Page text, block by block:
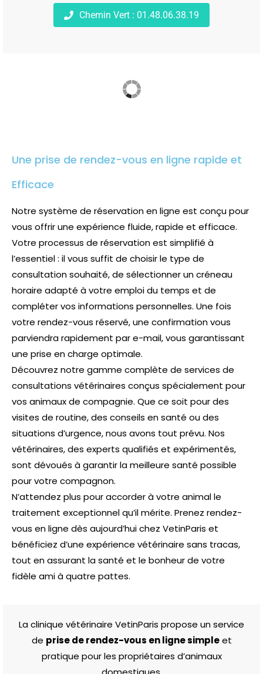
Chemin Vert : 01.48.06.38.19
Une prise de rendez-vous en ligne rapide et
Efficace
Notre système de réservation en ligne est conçu pour
vous offrir une expérience fluide, rapide et efficace.
Votre processus de réservation est simplifié à
l’essentiel : il vous suffit de choisir le type de
consultation souhaité, de sélectionner un créneau
horaire adapté à votre emploi du temps et de
compléter vos informations personnelles. Une fois
votre rendez-vous réservé, une confirmation vous
parviendra rapidement par e-mail, vous garantissant
une prise en charge optimale.
Découvrez notre gamme complète de services de
consultations vétérinaires conçus spécialement pour
vos animaux de compagnie. Que ce soit pour des
visites de routine, des conseils en santé ou des
situations d’urgence, nous avons tout prévu. Nos
vétérinaires, des experts qualifiés et expérimentés,
sont dévoués à garantir la meilleure santé possible
pour votre compagnon.
N’attendez plus pour accorder à votre animal le
traitement exceptionnel qu’il mérite. Prenez rendez-
vous en ligne dès aujourd’hui chez VetinParis et
bénéficiez d’une expérience vétérinaire sans tracas,
tout en assurant la santé et le bonheur de votre
fidèle ami à quatre pattes.
La clinique vétérinaire VetinParis propose un service
de prise de rendez-vous en ligne simpleet
pratique pour les propriétaires d’animaux